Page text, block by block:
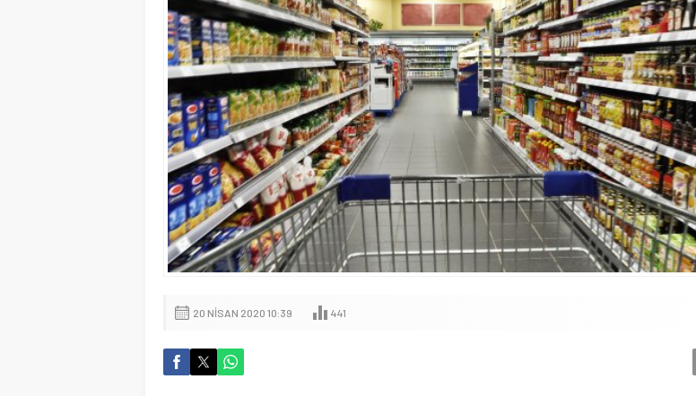
20 NISAN 2020 10:39 441